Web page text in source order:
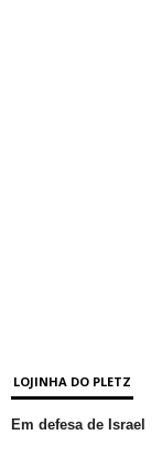
LOJINHA DO PLETZ
Em defesa de Israel